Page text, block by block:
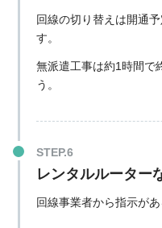
楽天ひかり
電
Sonet光 電
回線の切り替えは開通
す。
無派遣工事は約1時間で
う。
レンタルルーター
回線事業者から指示が